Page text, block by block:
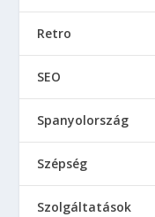
Retro
SEO
Spanyolország
Szépség
Szolgáltatások